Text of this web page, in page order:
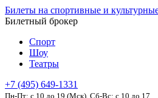
Билеты на спортивные и
Билетный брокер
Спорт
Шоу
Театры
+7 (495) 649-1331
Пн-Пт: c 10 до 19 (Мск), Сб-Вс: с 10 до 17